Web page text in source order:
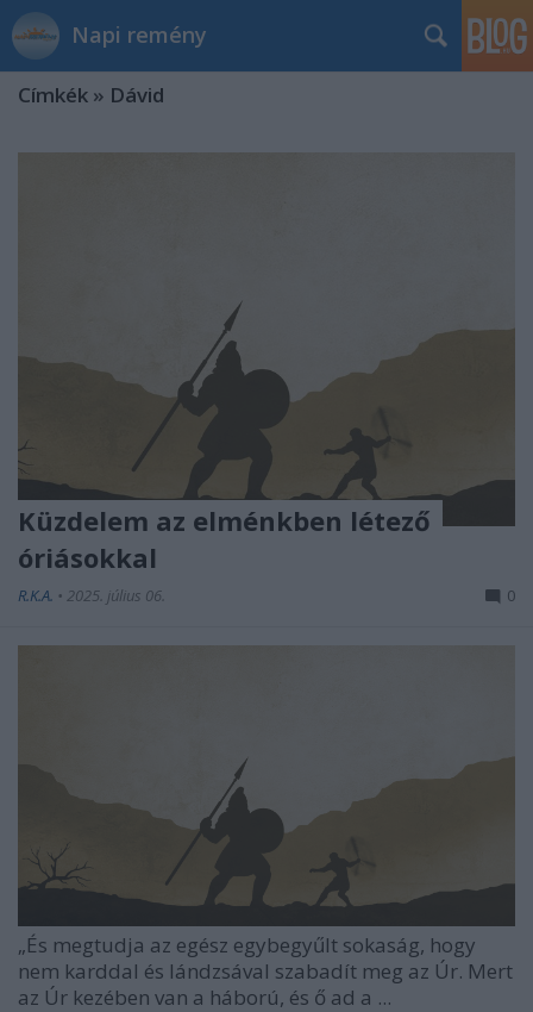
Napi remény
Címkék » Dávid
Küzdelem az elménkben létező
óriásokkal
R.K.A. • 2025. július 06. 0
„És megtudja az egész egybegyűlt sokaság, hogy
nem karddal és lándzsával szabadít meg az Úr. Mert
az Úr kezében van a háború, és ő ad a ...